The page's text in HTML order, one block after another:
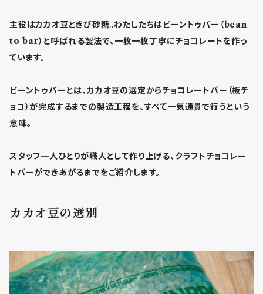
主役はカカオ豆ときび砂糖。わたしたちはビーントゥバー（bean
to bar）と呼ばれる製法で、一枚一枚丁寧にチョコレートを作っ
ています。
ビーントゥバーとは、カカオ豆の選定からチョコレートバー（板チ
ョコ）が完成するまでの製造工程を、すべて一気通貫で行うという
意味。
スタッフ一人ひとりが職人として作り上げる、クラフトチョコレー
トバーができあがるまでをご紹介します。
カカオ豆の選別